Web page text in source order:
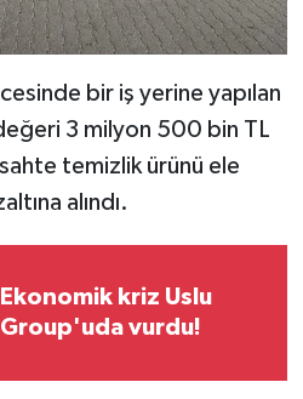
bir iş yerine yapılan
3 milyon 500 bin TL
temizlik ürünü ele
alındı.
Ekonomik kriz Uslu
Group'uda vurdu!